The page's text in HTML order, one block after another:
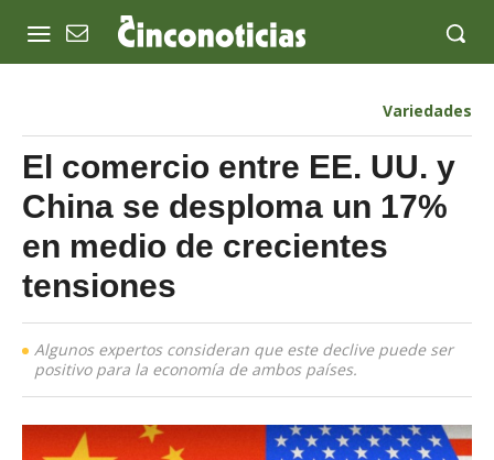
Variedades
El comercio entre EE. UU. y
China se desploma un 17%
en medio de crecientes
tensiones
Algunos expertos consideran que este declive puede ser
positivo para la economía de ambos países.